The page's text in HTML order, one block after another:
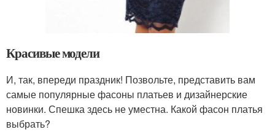
Красивые модели
И, так, впереди праздник! Позвольте, представить вам
самые популярные фасоны платьев и дизайнерские
новинки. Спешка здесь не уместна. Какой фасон платья
выбрать?